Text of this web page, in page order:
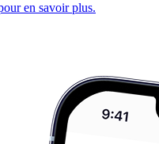
en savoir plus.